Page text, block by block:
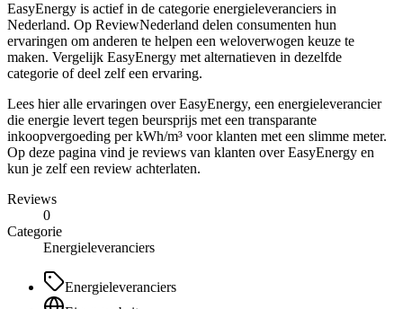
EasyEnergy is actief in de categorie energieleveranciers in
Nederland. Op ReviewNederland delen consumenten hun
ervaringen om anderen te helpen een weloverwogen keuze te
maken. Vergelijk EasyEnergy met alternatieven in dezelfde
categorie of deel zelf een ervaring.
Lees hier alle ervaringen over EasyEnergy, een energieleverancier
die energie levert tegen beursprijs met een transparante
inkoopvergoeding per kWh/m³ voor klanten met een slimme meter.
Op deze pagina vind je reviews van klanten over EasyEnergy en
kun je zelf een review achterlaten.
Reviews
0
Categorie
Energieleveranciers
Energieleveranciers